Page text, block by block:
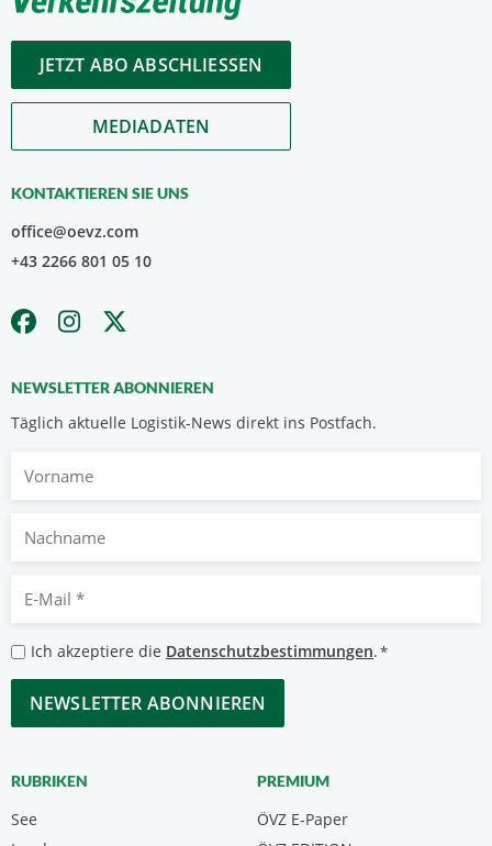
JETZT ABO ABSCHLIESSEN
MEDIADATEN
KONTAKTIEREN SIE UNS
office@oevz.com
+43 2266 801 05 10
NEWSLETTER ABONNIEREN
Täglich aktuelle Logistik-News direkt ins Postfach.
Nachname
Mail
*
Datenschutzbestimmungen
*
Ich akzeptiere die Datenschutzbestimmungen.*
CAPTCHA
RUBRIKEN
See
PREMIUM
ÖVZ E-Paper